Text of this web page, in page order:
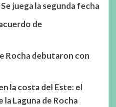
juega la segunda fecha
de
Rocha debutaron con
la costa del Este: el
Laguna de Rocha